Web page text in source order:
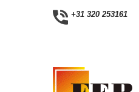
+31 320 253161